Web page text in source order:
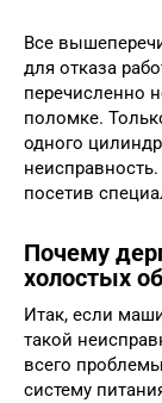
Все
для отказа
перечисленно
поломке.
одного
посетив
Почему
холостых
Итак, если
такой
всего
систему